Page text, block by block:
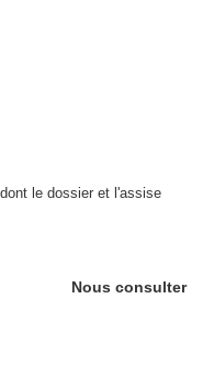
le dossier et l'assise
Nous consulter